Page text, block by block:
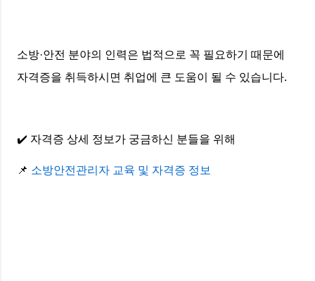
소방·안전 분야의 인력은 법적으로 꼭 필요하기 때문에
자격증을 취득하시면 취업에 큰 도움이 될 수 있습니다.
✔️ 자격증 상세 정보가 궁금하신 분들을 위해
📌 소방안전관리자 교육 및 자격증 정보